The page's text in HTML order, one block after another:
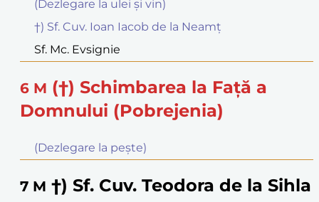
(Dezlegare la ulei şi vin)
†) Sf. Cuv. Ioan Iacob de la Neamţ
Sf. Mc. Evsignie
6 M (†) Schimbarea la Faţă a
Domnului (Pobrejenia)
(Dezlegare la peşte)
7 M †) Sf. Cuv. Teodora de la Sihla